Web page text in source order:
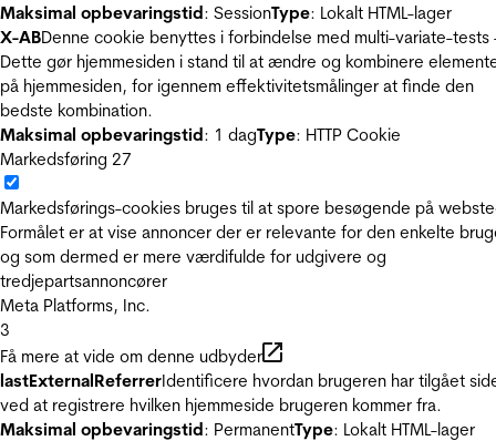
Maksimal opbevaringstid: SessionType: Lokalt HTML-lager
X-ABDenne cookie benyttes i forbindelse med multi-variate-tests
Dette gør hjemmesiden i stand til at ændre og kombinere
på hjemmesiden, for igennem effektivitetsmålinger at finde den
bedste kombination.
Maksimal opbevaringstid: 1 dagType: HTTP Cookie
Markedsføring 27
Markedsførings-cookies bruges til at spore besøgende på
Formålet er at vise annoncer der er relevante for den enkelte
og som dermed er mere værdifulde for udgivere og
tredjepartsannoncører
Meta Platforms, Inc.
3
Få mere at vide om denne udbyder
lastExternalReferrerIdentificere hvordan brugeren har tilgået
ved at registrere hvilken hjemmeside brugeren kommer fra.
Maksimal opbevaringstid: PermanentType: Lokalt HTML-lager